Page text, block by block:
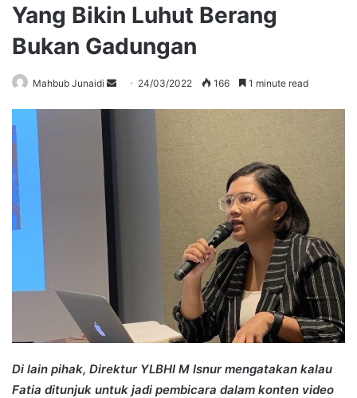
Yang Bikin Luhut Berang
Bukan Gadungan
Mahbub Junaidi
Send 24/03/2022 166 1 minute read
Di lain pihak, Direktur YLBHI M Isnur mengatakan kalau
Fatia ditunjuk untuk jadi pembicara dalam konten video